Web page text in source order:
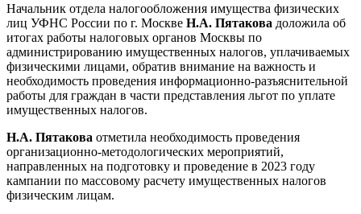
Начальник отдела налогообложения имущества физических
лиц УФНС России по г. Москве Н.А. Пятакова доложила об
итогах работы налоговых органов Москвы по
администрированию имущественных налогов, уплачиваемых
физическими лицами, обратив внимание на важность и
необходимость проведения информационно-разъяснительной
работы для граждан в части представления льгот по уплате
имущественных налогов.
Н.А. Пятакова отметила необходимость проведения
организационно-методологических мероприятий,
направленных на подготовку и проведение в 2023 году
кампании по массовому расчету имущественных налогов
физическим лицам.